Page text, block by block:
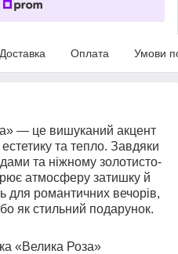
Доставка Оплата Умови
— це вишуканий акцент
та тепло. Завдяки
та ніжному золотисто-
атмосферу затишку й
для романтичних вечорів,
як стильний подарунок.
«Велика Роза»